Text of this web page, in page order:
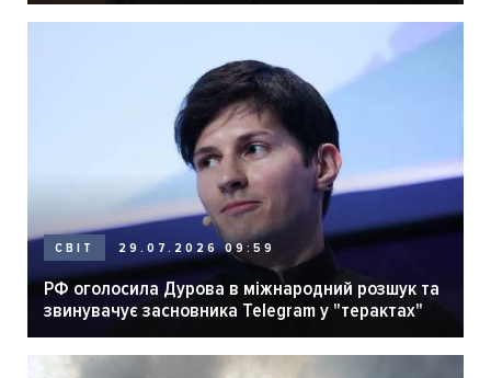
СВІТ 29.07.2026 09:59
РФ оголосила Дурова в міжнародний розшук та
звинувачує засновника Telegram у "терактах"